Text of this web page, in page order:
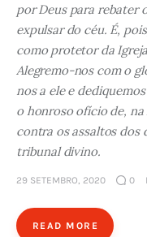
por Deus para rebater
expulsar do céu. É,
como protetor da
Alegremo-nos com o
nos a ele e
o honroso ofício de,
contra os assaltos dos
tribunal divino.
29 SETEMBRO, 2020 0
READ MORE